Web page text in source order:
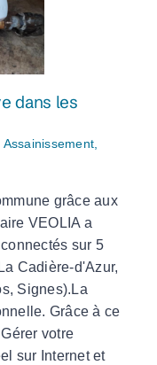
la
dans les
grâce aux
VEOLIA a
sur 5
Cadière-d'Azur,
Signes).La
Grâce à ce
votre
sur Internet et